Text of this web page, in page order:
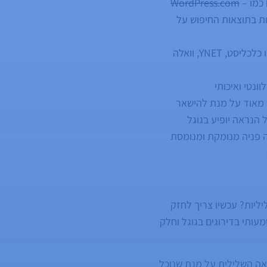
כמו – WordPress.com
בתוצאות החיפוש על
העלאת תוכן חיובי לאתרים חזקים עם המון תנועה כמו כלכליסט, YNET, וואלה
ואיכותי
מאוד על מנת להישאר
יופיע בגוגל
פניה מנומקת ומנומסת
עכשיו צריך לחזק
נכנסים הם פקטור משמעותי בדירוגים בגוגל וחלק
השלילית על מנת שנוכל